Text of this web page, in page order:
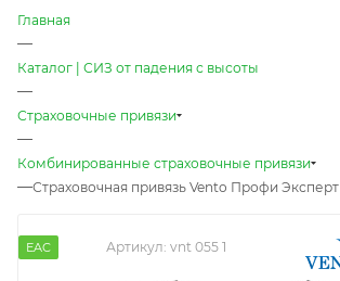
Главная
—
Каталог | СИЗ от падения с высоты
—
Страховочные привязи
—
Комбинированные страховочные привязи
—Страховочная привязь Vento Профи Эксперт
EAC Артикул: vnt 055 1